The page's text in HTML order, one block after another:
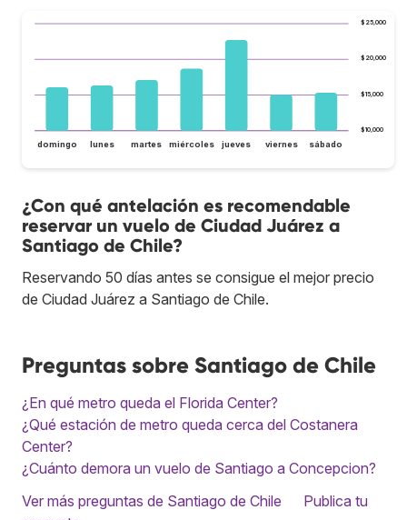
$10,000
$15,000
$20,000
$25,000
domingo lunes martes miércoles jueves viernes sábado
¿Con qué antelación es recomendable
reservar un vuelo de Ciudad Juárez a
Santiago de Chile?
Reservando 50 días antes se consigue el mejor precio
de Ciudad Juárez a Santiago de Chile.
Preguntas sobre Santiago de Chile
¿En qué metro queda el Florida Center?
¿Qué estación de metro queda cerca del Costanera
Center?
¿Cuánto demora un vuelo de Santiago a Concepcion?
Ver más preguntas de Santiago de Chile
Publica tu